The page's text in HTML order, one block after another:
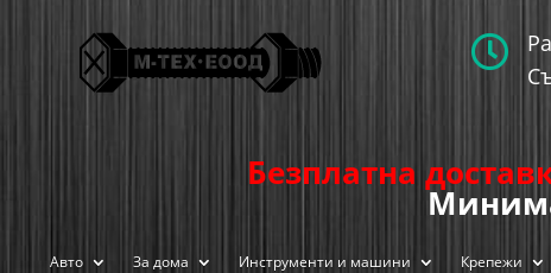

Безплатна
Авто За дома Инструменти и машини Крепежи